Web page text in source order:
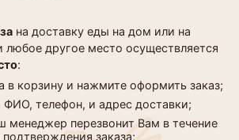
на доставку еды на дом или на
любое другое место осуществляется
:
в корзину и нажмите оформить заказ;
телефон, и адрес доставки;
менеджер перезвонит Вам в течение
заказа;